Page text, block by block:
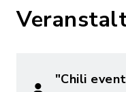
"Chili